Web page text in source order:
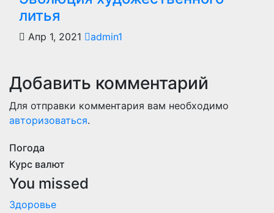
литья
Апр 1, 2021 admin1
Добавить комментарий
Для отправки комментария вам необходимо
авторизоваться.
Погода
Курс валют
You missed
Здоровье